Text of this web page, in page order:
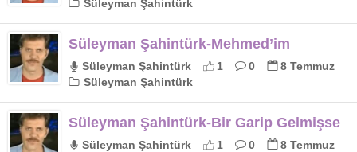
Süleyman Şahintürk
Süleyman Şahintürk-Mehmed’im
Süleyman Şahintürk 1 0
8 Temmuz
Süleyman Şahintürk
Süleyman Şahintürk-Bir Garip Gelmişse
Süleyman Şahintürk 1 0
8 Temmuz